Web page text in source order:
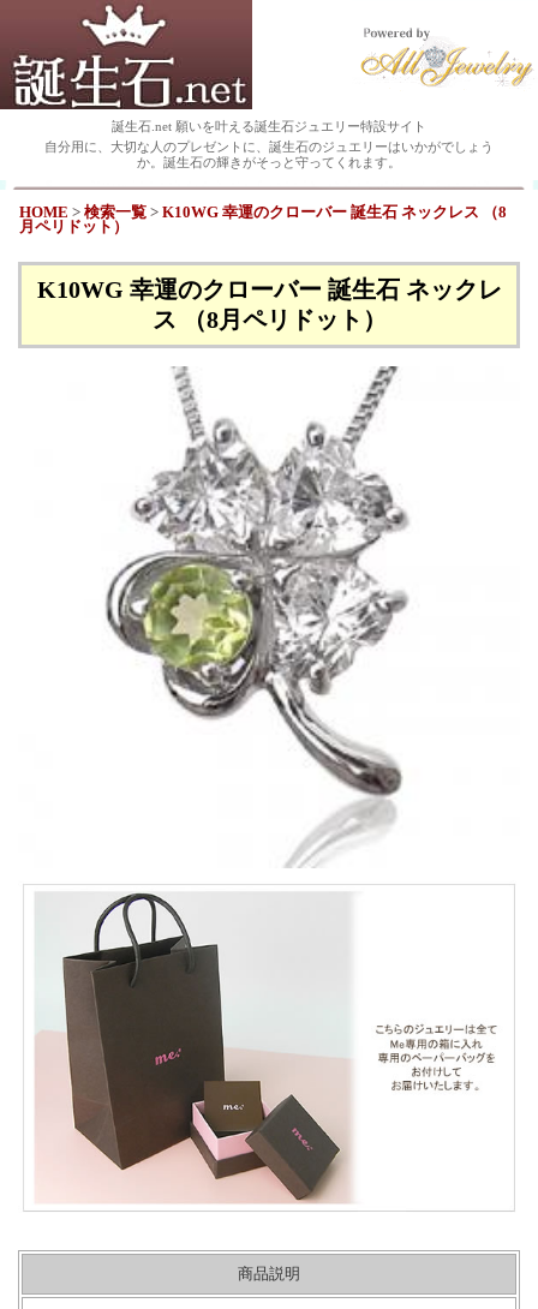
誕生石.net 願いを叶える誕生石ジュエリー特設サイト
自分用に、大切な人のプレゼントに、誕生石のジュエリーはいかがでしょう
か。誕生石の輝きがそっと守ってくれます。
HOME > 検索一覧 > K10WG 幸運のクローバー 誕生石 ネックレス （8
月ペリドット）
K10WG 幸運のクローバー 誕生石 ネックレ
ス （8月ペリドット）
商品説明